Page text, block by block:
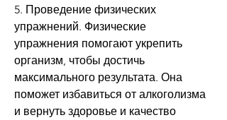
5. Проведение физических
упражнений. Физические
упражнения помогают укрепить
организм, чтобы достичь
максимального результата. Она
поможет избавиться от алкоголизма
и вернуть здоровье и качество